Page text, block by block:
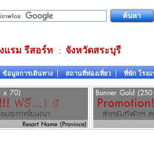
แรม รีสอร์ท : จังหวัดสระบุรี
ข้อมูลการเดินทาง สถานที่ท่องเที่ยว ที่พัก โรงแ